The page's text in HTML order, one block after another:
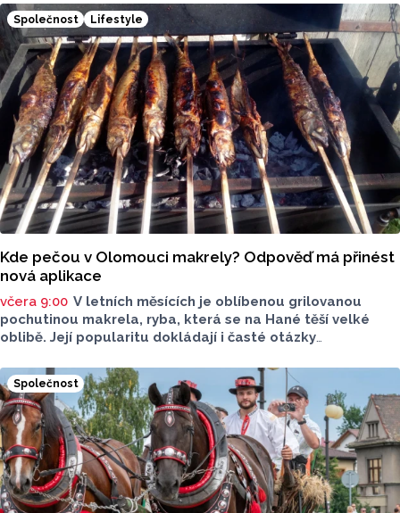
které v nich jsou. Vždy tomu tak ale nebylo.
Společnost Lifestyle
Kde pečou v Olomouci makrely? Odpověď má přinést
nová aplikace
včera 9:00 V letních měsících je oblíbenou grilovanou
pochutinou makrela, ryba, která se na Hané těší velké
oblibě. Její popularitu dokládají i časté otázky
nebo o víkendu grilovat. Zpřehlednit tyto informace
má nová letní mikroaplikace "Kde pečou makrely?“
Společnost